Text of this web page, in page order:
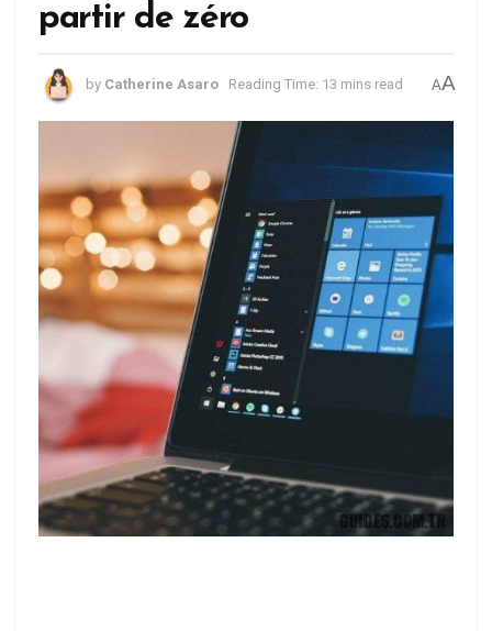
partir de zéro
by Catherine Asaro Reading Time: 13 mins read AA